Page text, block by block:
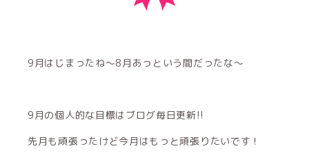
9月はじまったね〜8月あっという間だったな〜
9月の個人的な目標はブログ毎日更新!!
先月も頑張ったけど今月はもっと頑張りたいです！